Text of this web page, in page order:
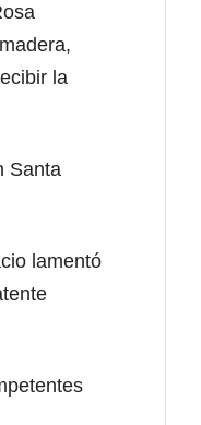
la
Santa
lamentó